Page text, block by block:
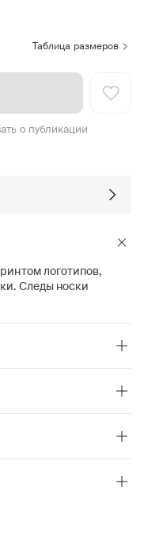
Таблица размеров
о публикации
логотипов,
Следы носки